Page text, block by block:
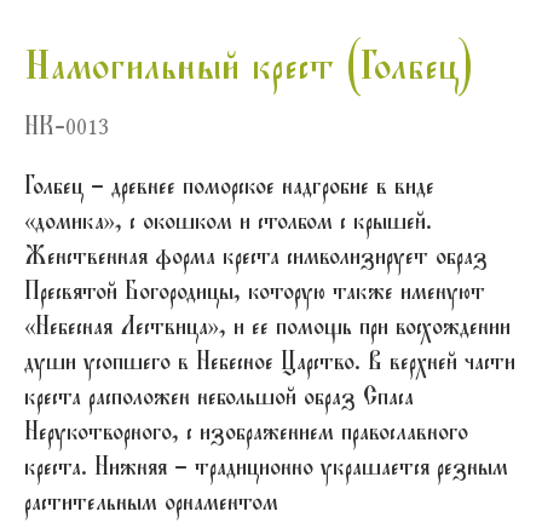
Намогильный крест (Голбец)
НК-0013
Голбец – древнее поморское надгробие в виде
«домика», с окошком и столбом с крышей.
Женственная форма креста символизирует образ
Пресвятой Богородицы, которую также именуют
«Небесная Лествица», и ее помощь при восхождении
души усопшего в Небесное Царство. В верхней части
креста расположен небольшой образ Спаса
Нерукотворного, с изображением православного
креста. Нижняя – традиционно украшается резным
растительным орнаментом